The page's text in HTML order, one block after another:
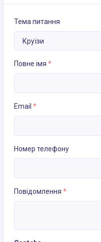
Тема питання
Повне імя *
Email *
Номер телефону
Повідомлення *